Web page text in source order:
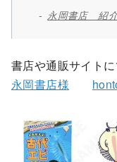
永岡書店 紹
書店や通販サイトに
永岡書店様